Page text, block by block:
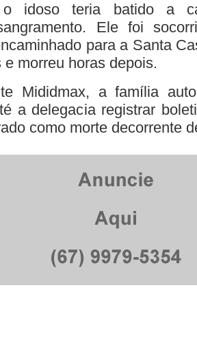
o idoso teria batido a
Ele foi
para a Santa
morreu horas depois.
Mididmax, a família
a delegacia registrar
como morte decorrente